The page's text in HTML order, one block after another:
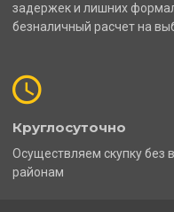
задержек и лишних
безналичный расчет на
Круглосуточно
Осуществляем скупку без
районам